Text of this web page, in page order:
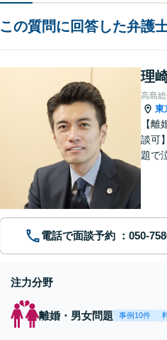
この質問に回答した弁護
理
高島
東
【
談可
題で
電話で面談予約
注力分野
離婚・男女問題 事例10件